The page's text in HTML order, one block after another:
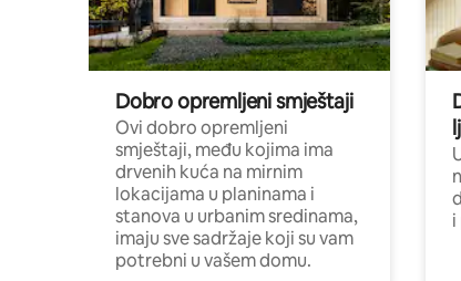
Dobro opremljeni smještaji
Ovi dobro opremljeni
smještaji, među kojima ima
drvenih kuća na mirnim
lokacijama u planinama i
stanova u urbanim sredinama,
imaju sve sadržaje koji su vam
potrebni u vašem domu.
i